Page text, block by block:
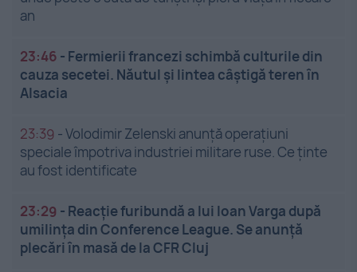
an
23:46 - Fermierii francezi schimbă culturile din
cauza secetei. Năutul și lintea câștigă teren în
Alsacia
23:39 -Volodimir Zelenski anunță operațiuni
speciale împotriva industriei militare ruse. Ce ținte
au fost identificate
23:29 - Reacție furibundă a lui Ioan Varga după
umilința din Conference League. Se anunță
plecări în masă de la CFR Cluj